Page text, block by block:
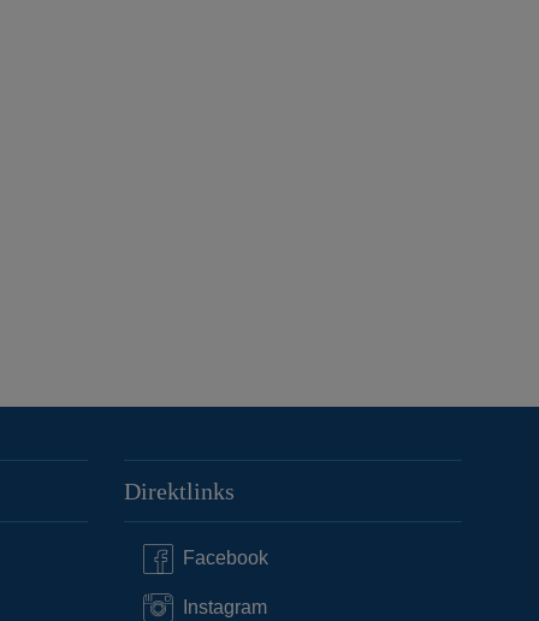
Direktlinks
Facebook
Instagram